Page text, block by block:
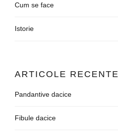
Cum se face
Istorie
ARTICOLE RECENTE
Pandantive dacice
Fibule dacice